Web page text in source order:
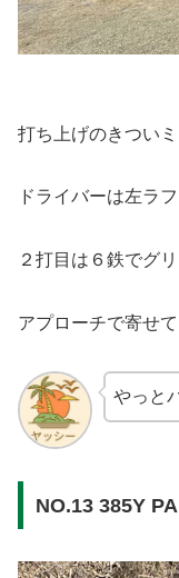
打ち上げのきつい
ドライバーは左ラフ
２打目は６鉄でグ
アプローチで寄せ
やっと
NO.13 385Y